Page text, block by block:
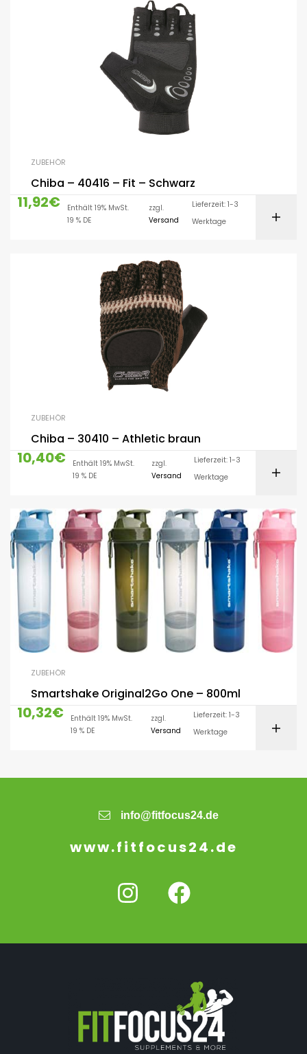
ZUBEHÖR
Chiba – 40416 – Fit – Schwarz
11,92€
Enthält 19% MwSt.
19 % DE
zzgl.
Versand
Lieferzeit: 1-3
Werktage
ZUBEHÖR
Chiba – 30410 – Athletic braun
10,40€
Enthält 19% MwSt.
19 % DE
zzgl.
Versand
Lieferzeit: 1-3
Werktage
ZUBEHÖR
Smartshake Original2Go One – 800ml
10,32€
Enthält 19% MwSt.
19 % DE
zzgl.
Versand
Lieferzeit: 1-3
Werktage
info@fitfocus24.de
www.fitfocus24.de